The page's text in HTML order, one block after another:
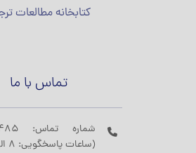
کتابخانه مطالعات
تماس با ما
شماره
(ساعات پاسخگویی: 8 الی 16)